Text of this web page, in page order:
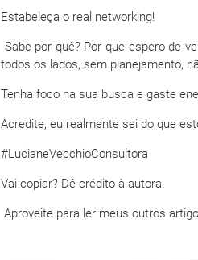
Estabeleça o real networking!
Sabe por quê? Por que espero de
todos os lados, sem planejamento,
Tenha foco na sua busca e gaste
Acredite, eu realmente sei do que
#LucianeVecchioConsultora
Vai copiar? Dê crédito à autora.
Aproveite para ler meus outros